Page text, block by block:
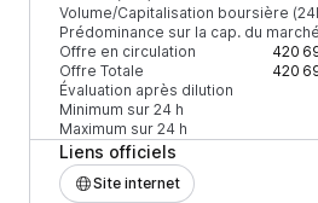
Volume/Capitalisation boursière
Prédominance sur la cap. du marché
Offre en circulation
420
Offre Totale
420
Évaluation après dilution
Minimum sur 24 h
Maximum sur 24 h
Liens officiels
Site internet